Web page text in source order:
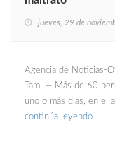
jueves, 29 de
Agencia de Noticias-
Tam. — Más de 60
uno o más días, en el
continúa leyendo